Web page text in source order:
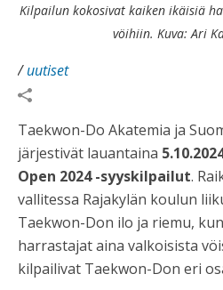
Kilpailun kokosivat kaiken ikäisiä
vöihiin. Kuva: Ari
/uutiset
Taekwon-Do Akatemia ja
järjestivät lauantaina
Open 2024 -syyskilpailut.
vallitessa Rajakylän koulun
Taekwon-Don ilo ja riemu,
harrastajat aina valkoisista
kilpailivat Taekwon-Don eri